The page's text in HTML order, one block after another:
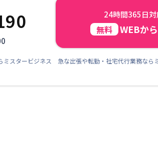
24時間365日
無料 WEBか
ミスタービジネス 急な出張や転勤・社宅代行業務なら